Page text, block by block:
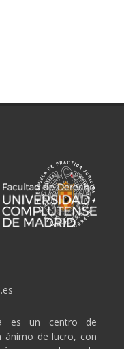
es un centro de
ánimo de lucro, con